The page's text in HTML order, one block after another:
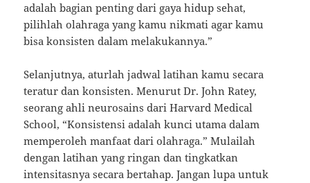
adalah bagian penting dari gaya hidup sehat,
pilihlah olahraga yang kamu nikmati agar kamu
bisa konsisten dalam melakukannya.”
Selanjutnya, aturlah jadwal latihan kamu secara
teratur dan konsisten. Menurut Dr. John Ratey,
seorang ahli neurosains dari Harvard Medical
School, “Konsistensi adalah kunci utama dalam
memperoleh manfaat dari olahraga.” Mulailah
dengan latihan yang ringan dan tingkatkan
intensitasnya secara bertahap. Jangan lupa untuk